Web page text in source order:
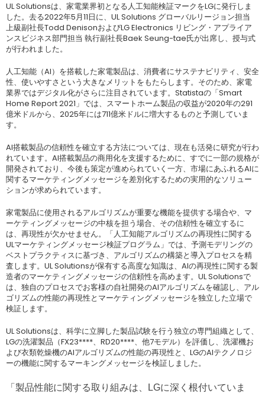
UL Solutionsは、家電業界初となる人工知能検証マークをLGに発行しま
した。去る2022年5月11日に、UL Solutions グローバルリージョン担当
上級副社長Todd DenisonおよびLG Electronics リビング・アプライア
ンスビジネス部門担当 執行副社長Baek Seung-tae氏が出席し、授与式
が行われました。
人工知能（AI）を搭載した家電製品は、消費者にサステナビリティ、安全
性、使いやすさという大きなメリットをもたらします。そのため、家電
業界ではデジタル化がさらに注目されています。Statistaの「Smart
Home Report 2021」では、スマートホーム製品の収益が2020年の291
億米ドルから、2025年には711億米ドルに増大するものと予測していま
す。
AI搭載製品の信頼性を確立する方法については、現在も活発に研究が行わ
れています。AI搭載製品の商用化を支援するために、すでに一部の規格が
開発されており、今後も策定が進められていく一方、市場にあふれるAIに
関するマーケティングメッセージを差別化するための実用的なソリュー
ションが求められています。
家電製品に使用されるアルゴリズムが重要な機能を提供する場合や、マ
ーケティングメッセージの中核を担う場合、その信頼性を確立するに
は、再現性が欠かせません。「人工知能アルゴリズムの再現性に関する
ULマーケティングメッセージ検証プログラム」では、予測モデリングの
ベストプラクティスに基づき、アルゴリズムの構築と導入プロセスを精
査します。UL Solutionsが保有する高度な知識は、AIの再現性に関する製
造者のマーケティングメッセージの信頼性を高めます。UL Solutionsで
は、独自のプロセスでお客様の自社開発のAIアルゴリズムを確認し、アル
ゴリズムの性能の再現性とマーケティングメッセージを独立した立場で
検証します。
UL Solutionsは、科学に立脚した製品試験を行う独立の専門組織として、
LGの洗濯製品（FX23****、RD20****、他7モデル）を評価し、洗濯機お
よび衣類乾燥機のAIアルゴリズムの性能の再現性と、LGのAIテクノロジ
ーの機能に関するマーキングメッセージを検証しました。
「製品性能に関する取り組みは、LGに深く根付いていま